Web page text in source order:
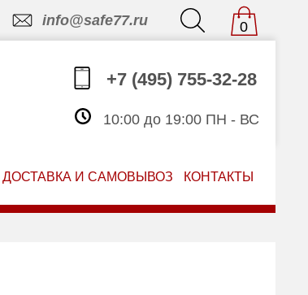
info@safe77.ru 0
+7 (495) 755-32-28
10:00 до 19:00 ПН - ВС
ДОСТАВКА И САМОВЫВОЗ КОНТАКТЫ